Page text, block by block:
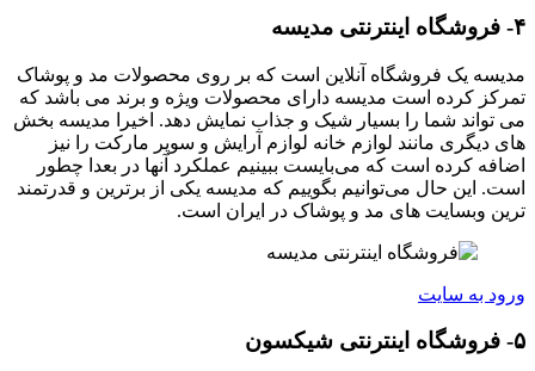
۴- فروشگاه اینترنتی مدیسه
مدیسه یک فروشگاه آنلاین است که بر روی محصولات مد و پوشاک
تمرکز کرده است مدیسه دارای محصولات ویژه و برند می باشد که
می تواند شما را بسیار شیک و جذاب نمایش دهد. اخیرا مدیسه بخش
های دیگری مانند لوازم خانه لوازم آرایش و سوپر مارکت را نیز
اضافه کرده است که می‌بایست ببینیم عملکرد آنها در بعدا چطور
است. این حال می‌توانیم بگوییم که مدیسه یکی از برترین و قدرتمند
ترین وبسایت های مد و پوشاک در ایران است.
ورود به سایت
۵- فروشگاه اینترنتی شیکسون